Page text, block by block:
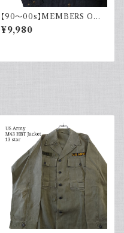
【90～00s】MEMBERS ONL
Y メンバーズオンリー フェード
スエード ブルゾンジャケット ス
000年代
¥9,980